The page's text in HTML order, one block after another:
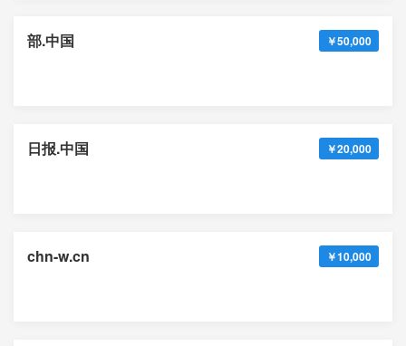
部.中国 ￥50,000
日报.中国 ￥20,000
chn-w.cn ￥10,000